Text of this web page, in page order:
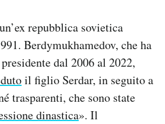
repubblica sovietica
Berdymukhamedov, che ha
dal 2006 al 2022,
il figlio Serdar, in seguito a
trasparenti, che sono state
dinastica». Il